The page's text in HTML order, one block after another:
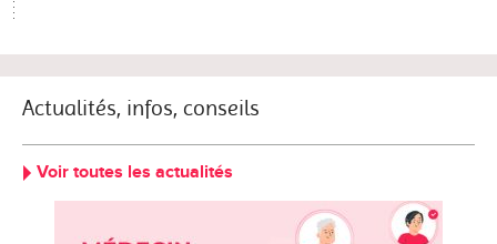
Actualités, infos, conseils
Voir toutes les actualités